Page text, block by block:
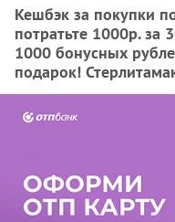
Кешбэк за покупки
потратьте 1000р. за
1000 бонусных
подарок!